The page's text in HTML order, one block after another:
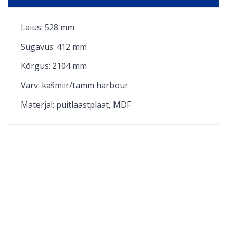
Laius: 528 mm
Sügavus: 412 mm
Kõrgus: 2104 mm
Varv: kašmiir/tamm harbour
Materjal: puitlaastplaat, MDF